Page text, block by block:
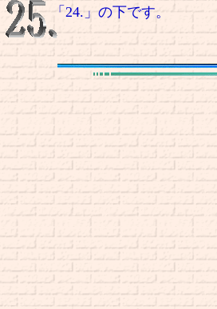
「24.」の下です。